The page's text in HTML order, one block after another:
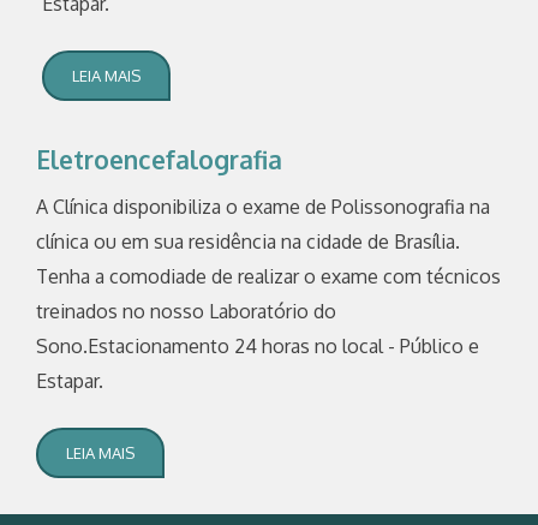
LEIA MAIS
Eletroencefalografia
A Clínica disponibiliza o exame de Polissonografia na
clínica ou em sua residência na cidade de Brasília.
Tenha a comodiade de realizar o exame com técnicos
treinados no nosso Laboratório do
Sono.Estacionamento 24 horas no local - Público e
Estapar.
LEIA MAIS